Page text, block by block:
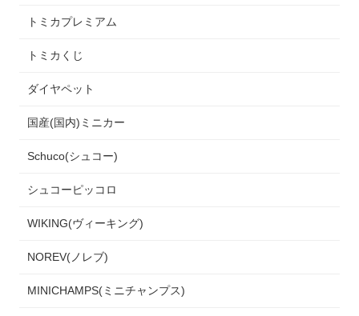
トミカプレミアム
トミカくじ
ダイヤペット
国産(国内)ミニカー
Schuco(シュコー)
シュコーピッコロ
WIKING(ヴィーキング)
NOREV(ノレブ)
MINICHAMPS(ミニチャンプス)